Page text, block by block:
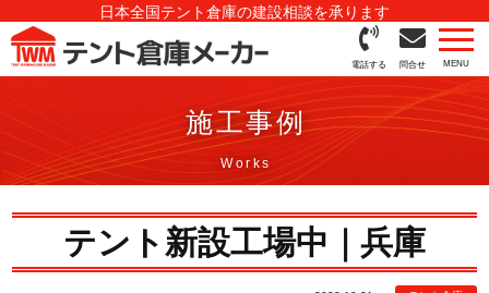
日本全国テント倉庫の建設相談を承ります
電話する 問合せ
施工事例
テント新設工場中｜兵庫